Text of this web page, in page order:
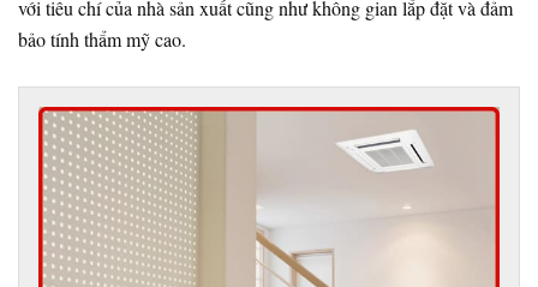
với tiêu chí của nhà sản xuất cũng như không gian lắp đặt và đảm
bảo tính thẩm mỹ cao.